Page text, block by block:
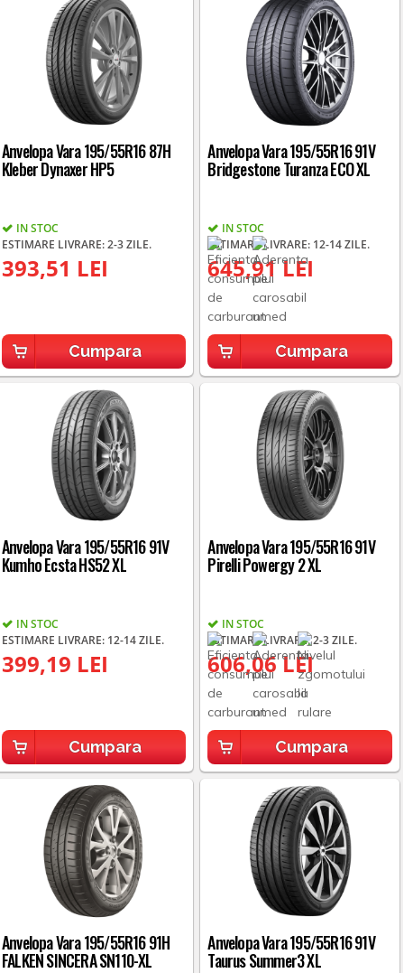
Anvelopa Vara 195/55R16 87H
Kleber Dynaxer HP5
IN STOC
ESTIMARE LIVRARE: 2-3 ZILE.
393,51 LEI
Cumpara
Anvelopa Vara 195/55R16 91V
Bridgestone Turanza ECO XL
IN STOC
ESTIMARE LIVRARE: 12-14 ZILE.
645,91 LEI
Cumpara
Anvelopa Vara 195/55R16 91V
Kumho Ecsta HS52 XL
IN STOC
ESTIMARE LIVRARE: 12-14 ZILE.
399,19 LEI
Cumpara
Anvelopa Vara 195/55R16 91V
Pirelli Powergy 2 XL
IN STOC
ESTIMARE LIVRARE: 2-3 ZILE.
606,06 LEI
Cumpara
Anvelopa Vara 195/55R16 91H
FALKEN SINCERA SN110-XL
Anvelopa Vara 195/55R16 91V
Taurus Summer3 XL